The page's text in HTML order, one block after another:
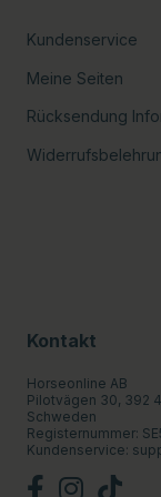
Kundenservice
Meine Seiten
Rücksendung
Kontakt
Horseonline AB
Pilotvägen 30, 392
Schweden
Registernummer:
Kundenservice: